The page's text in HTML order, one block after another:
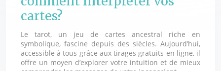
cartes?
Le tarot, un jeu de cartes ancestral riche en
symbolique, fascine depuis des siècles. Aujourd’hui,
accessible à tous grâce aux tirages gratuits en ligne, il
offre un moyen d’explorer votre intuition et de mieux